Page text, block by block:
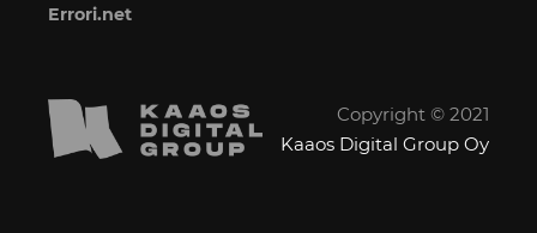
Errori.net
Copyright © 2021
Kaaos Digital Group Oy